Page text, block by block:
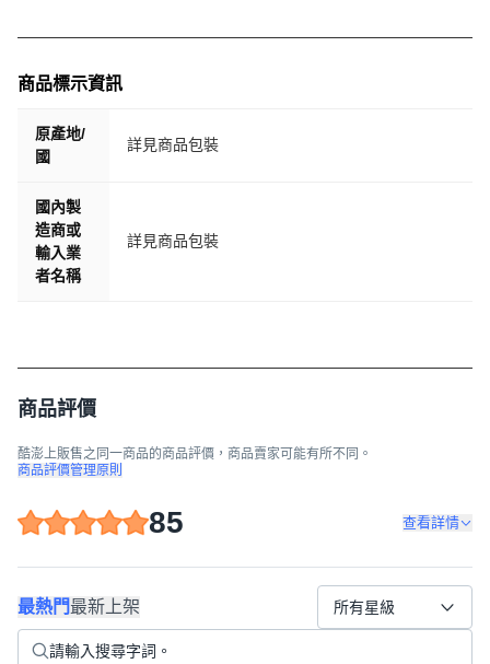
A：oh care 歐克威爾 兒童口腔系列產品皆不添加防腐劑、
酒精等有害化學成分，溫和無添加且低致敏性，對身體無
害，只要有進食或睡前都可以使用。
Q：oh care 歐克威爾 口腔系列產品有含三氯沙嗎？
A：oh care 歐克威爾 口腔系列產品不含三氯沙。
A：不需要再使用清水漱口，建議一個小時內不要再進食效
果最佳，如果有喝水，可隨時補噴。
Q：有在吃氟錠的話，搭配使用兒童漱口水或兒童口腔噴霧
劑可以嗎？
清除，刷完牙後可以使用 oh care 歐克威爾 漱口水來沖洗沒
Q：兒童漱口水可以用來刷牙嗎?
刷上幫小朋友刷牙。
？ 還不太會漱口吐水可以使用嗎？
A：口腔噴劑可朝口腔左右兩側各噴2~3下，或針對牙齒局
部做加強；漱口水一次用5~10c.c，還不會吐漱口水可以用
紗布巾沾取擦拭使用，口腔產品均不添加防腐劑、酒精以及
商品標示資訊
原產地/
國
詳見商品包裝
國內製
造商或
輸入業
者名稱
詳見商品包裝
商品評價
酷澎上販售之同一商品的商品評價，商品賣家可能有所不同。
商品評價管理原則
85 查看詳情
最熱門最新上架 所有星級